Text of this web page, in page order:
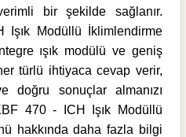
bir şekilde sağlanır.
Modüllü İklimlendirme
ışık modülü ve geniş
türlü ihtiyaca cevap verir,
doğru sonuçlar almanızı
470 - ICH Işık Modüllü
hakkında daha fazla bilgi